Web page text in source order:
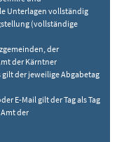
Unterlagen vollständig
(vollständige
der
der Kärntner
der jeweilige Abgabetag
E-Mail gilt der Tag als Tag
der